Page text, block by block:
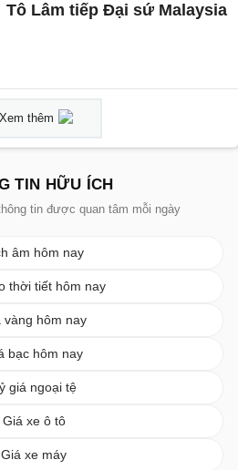
Tô Lâm tiếp Đại sứ Malaysia
Xem thêm
TIN HỮU ÍCH
tin được quan tâm mỗi ngày
âm hôm nay
thời tiết hôm nay
vàng hôm nay
bạc hôm nay
giá ngoại tệ
Giá xe ô tô
Giá xe máy